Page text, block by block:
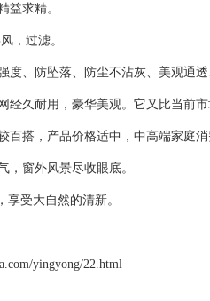
益求精。
，过滤。
度、防坠落、防尘不沾灰、美观通透
经久耐用，豪华美观。它又比当前
搭，产品价格适中，中高端家庭消
，窗外风景尽收眼底。
享受大自然的清新。
yingyong/22.html